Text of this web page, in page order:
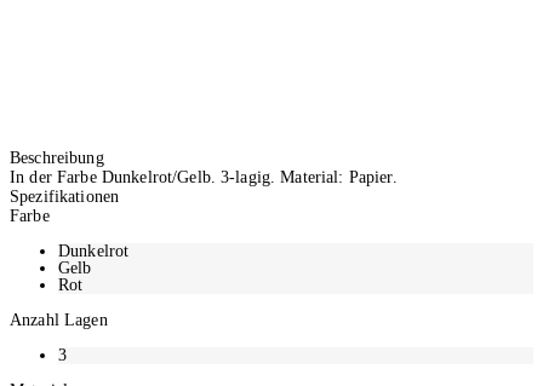
Beschreibung
In der Farbe Dunkelrot/Gelb. 3-lagig. Material: Papier.
Spezifikationen
Farbe
Dunkelrot
Gelb
Rot
Anzahl Lagen
3